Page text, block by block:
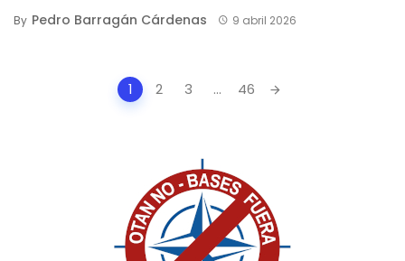
By Pedro Barragán Cárdenas 9 abril 2026
1 2 3 ... 46